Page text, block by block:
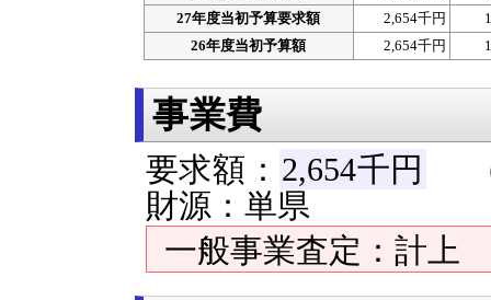
27年度当初予算要求額
2,654千円
26年度当初予算額
2,654千円
事業費
要求額： 2,654千円
財源：単県
一般事業査定：計